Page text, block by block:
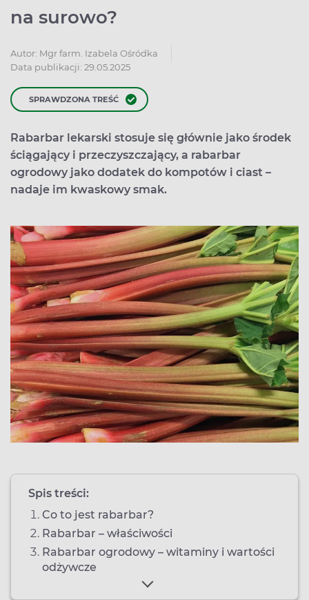
na surowo?
Autor: Mgr farm. Izabela Ośródka
Data publikacji: 29.05.2025
SPRAWDZONA TREŚĆ
Rabarbar lekarski stosuje się głównie jako środek
ściągający i przeczyszczający, a rabarbar
ogrodowy jako dodatek do kompotów i ciast –
nadaje im kwaskowy smak.
Spis treści:
Co to jest rabarbar?
Rabarbar – właściwości
Rabarbar ogrodowy – witaminy i wartości
odżywcze